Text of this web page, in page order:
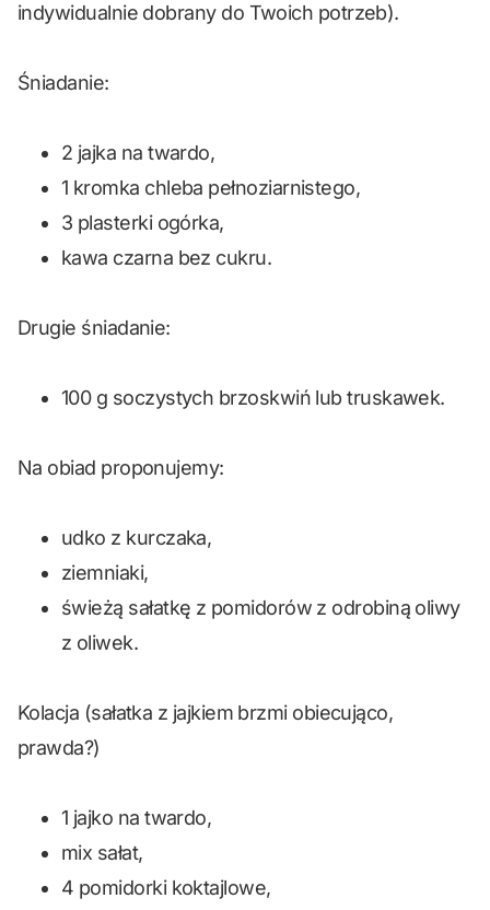
indywidualnie dobrany do Twoich potrzeb).
Śniadanie:
2 jajka na twardo,
1 kromka chleba pełnoziarnistego,
3 plasterki ogórka,
kawa czarna bez cukru.
Drugie śniadanie:
100 g soczystych brzoskwiń lub truskawek.
Na obiad proponujemy:
udko z kurczaka,
ziemniaki,
świeżą sałatkę z pomidorów z odrobiną oliwy
z oliwek.
Kolacja (sałatka z jajkiem brzmi obiecująco,
prawda?)
1 jajko na twardo,
mix sałat,
4 pomidorki koktajlowe,